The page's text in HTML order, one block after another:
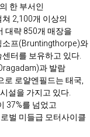
한 부서인
2,100개 이상의
대략 850개 매장을
소프(Bruntingthorpe)와
터를 보유하고 있다.
과 발람
로 로얄엔필드는 태국,
설을 가지고 있다.
37%를 넘었고
벌 미들급 모터사이클